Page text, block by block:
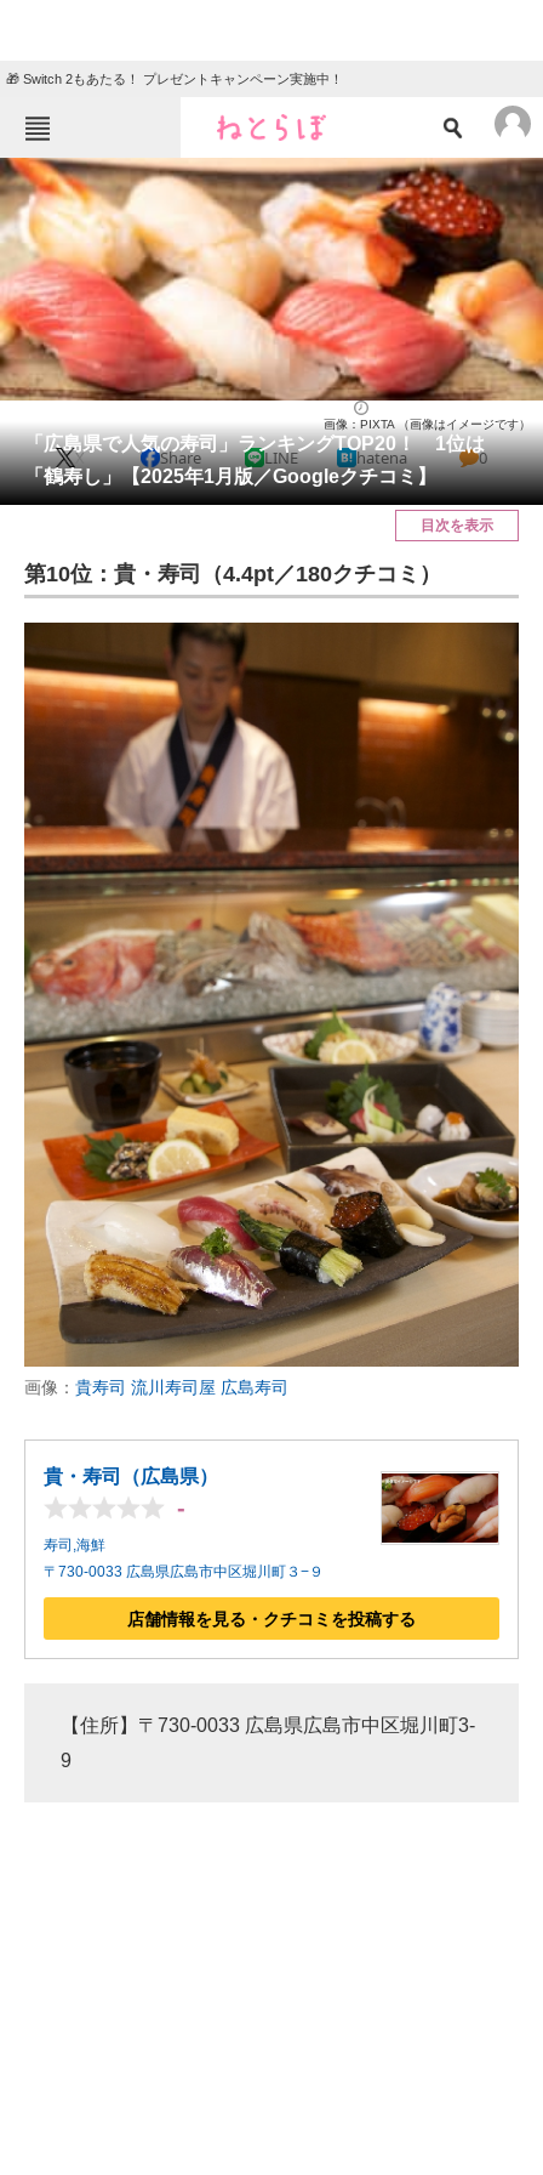
🎁 Switch 2もあたる！ プレゼントキャンペーン実施中！
ねとらぼメニュー
TOP ニュース
エンタメ クイズ
グルメ 地域
住まい 教育・育児
動物 リサーチ
会員記事
メディア
ITの今と未来を見通す
スマホと通信の最新トレンド
進化するPCとデバイスの未来
好きが集まる 比べて選べる
ビジネスと働き方のヒント
AI活用のいまが分かる
企業ITのトレンドを詳説
経営リーダーのコミュニティ
マーケ×ITの今がよく分かる
ITエンジニア向け専門サイト
企業向けIT製品の総合サイト
IT製品の技術・比較・事例
製造業のIT導入・活用を支援
モノづくり技術者専門サイト
エレクトロニクス専門サイト
電子設計の基本と応用
建設×テクノロジーの最前線
ちょっと気になるネットの話題
「広島県で人気の寿司」ランキングTOP20！ 1位は
「鶴寿し」【2025年1月版／Googleクチコミ】
画像：PIXTA （画像はイメージです）
X Share LINE hatena 0
目次を表示
第10位：貴・寿司（4.4pt／180クチコミ）
画像： 貴寿司 流川寿司屋 広島寿司
貴・寿司（広島県）
-
寿司,海鮮
〒730-0033 広島県広島市中区堀川町３−９
店舗情報を見る・クチコミを投稿する
【住所】〒730-0033 広島県広島市中区堀川町3-
9